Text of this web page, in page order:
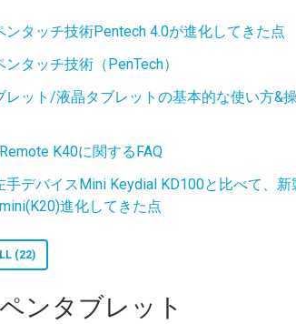
ンタッチ技術Pentech 4.0が進化してきた点
ンタッチ技術（PenTech）
レット/液晶タブレットの基本的な使い方&
K40に関するFAQ
手デバイスMini Keydial KD100と比べて、新
進化してきた点
(22)
ンタブレット